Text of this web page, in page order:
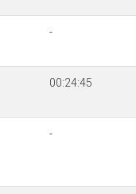
-
00:24:45
-